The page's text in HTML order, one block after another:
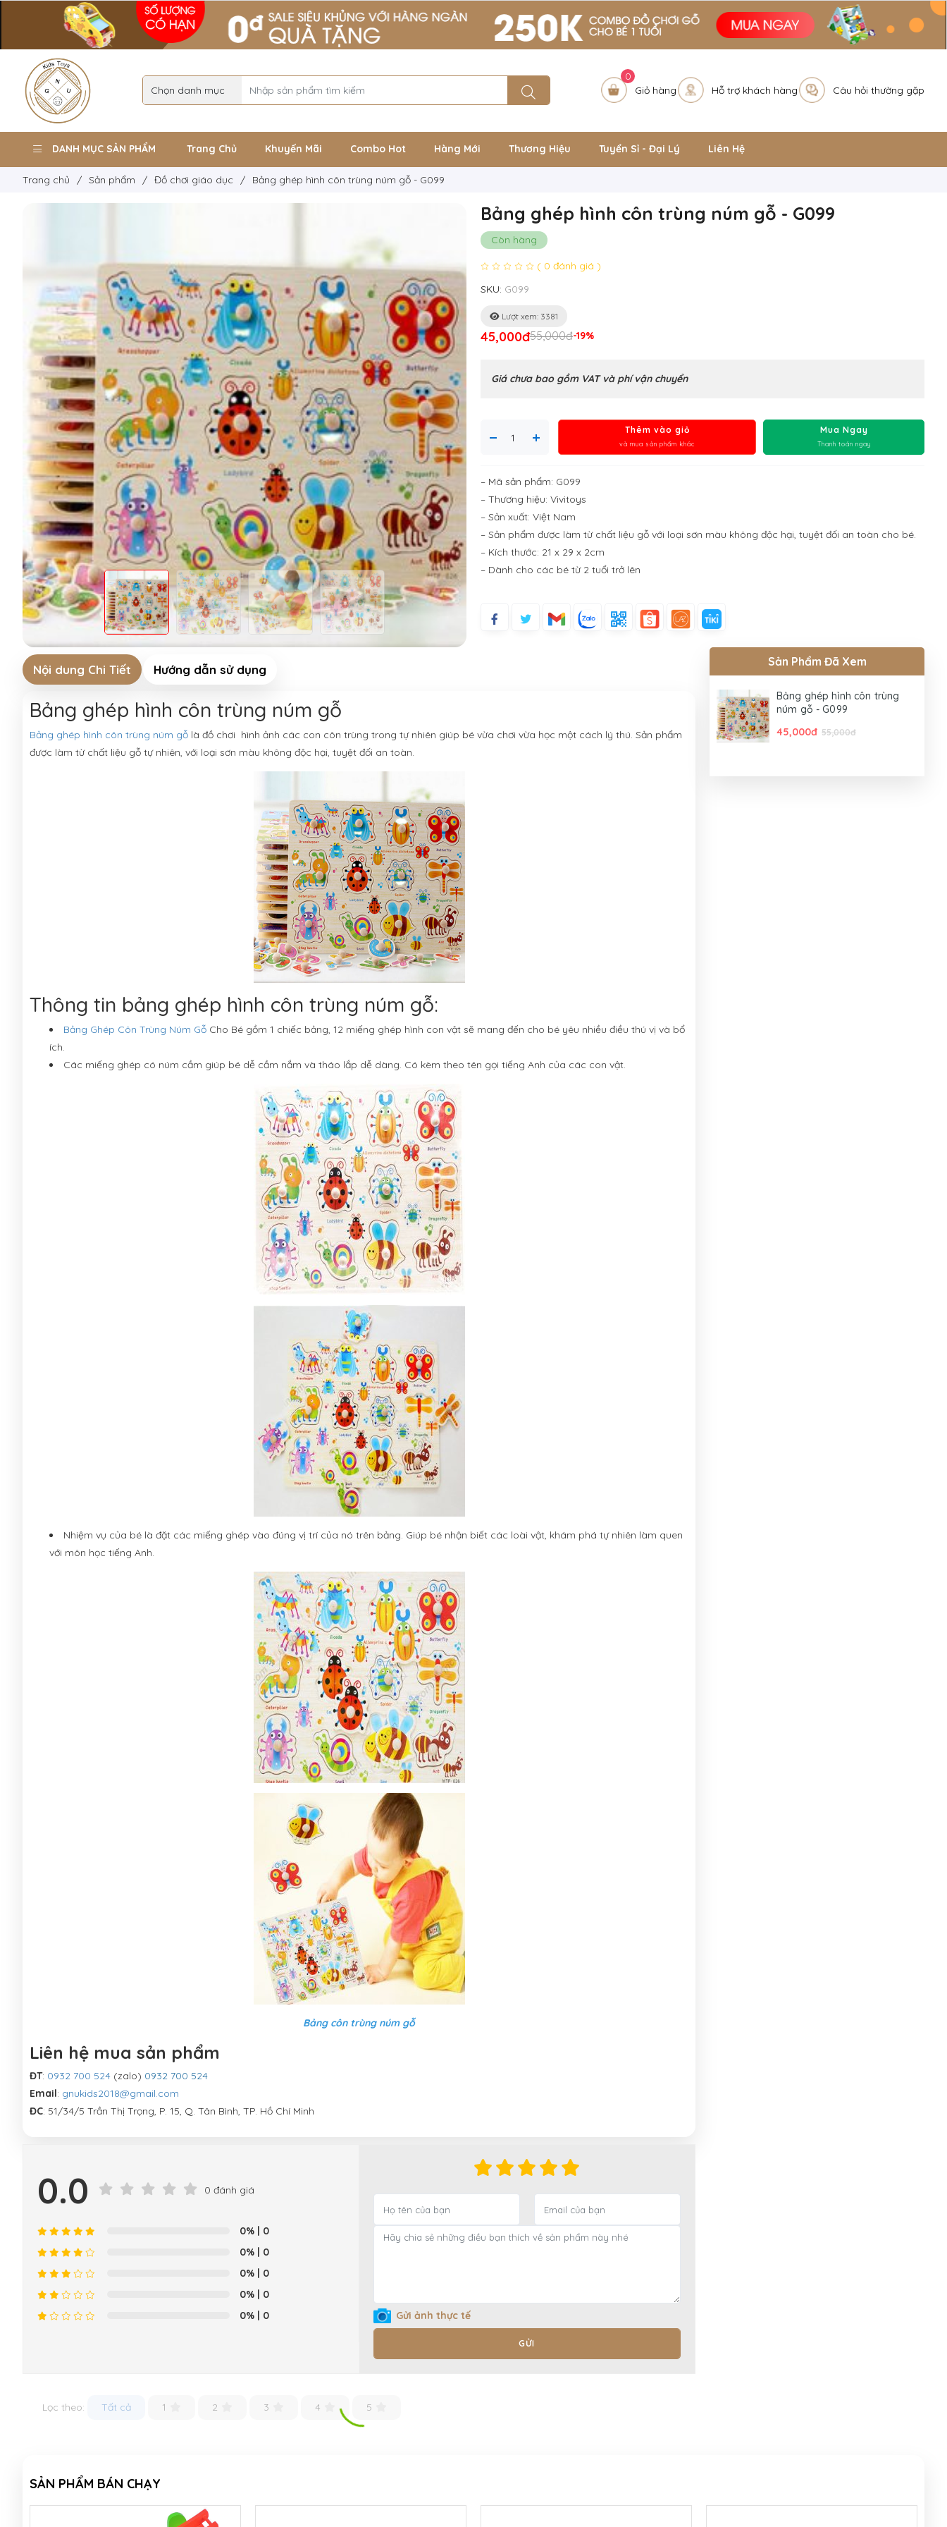
0
Giỏ hàng
Hỗ trợ khách hàng Câu hỏi thường gặp
DANH MỤC SẢN PHẨM Trang Chủ Khuyến Mãi Combo Hot Hàng Mới Thương Hiệu Tuyển Sỉ - Đại Lý Liên Hệ
Trang chủ / Sản phẩm / Đồ chơi giáo dục / Bảng ghép hình côn trùng núm gỗ - G099
Bảng ghép hình côn trùng núm gỗ - G099
Còn hàng
( 0 đánh giá )
SKU: G099
Lượt xem: 3381
45,000đ55,000đ-19%
Giá chưa bao gồm VAT và phí vận chuyển
Thêm vào giỏ
và mua sản phẩm khác
Mua Ngay
Thanh toán ngay
– Mã sản phẩm: G099
– Thương hiệu: Vivitoys
– Sản xuất: Việt Nam
– Sản phẩm được làm từ chất liệu gỗ với loại sơn màu không độc hại, tuyệt đối an toàn cho bé.
– Kích thước: 21 x 29 x 2cm
– Dành cho các bé từ 2 tuổi trở lên
Nội dung Chi Tiết Hướng dẫn sử dụng
Bảng ghép hình côn trùng núm gỗ
Bảng ghép hình côn trùng núm gỗ là đồ chơi hình ảnh các con côn trùng trong tự nhiên giúp bé vừa chơi vừa học một cách lý thú. Sản phẩm
được làm từ chất liệu gỗ tự nhiên, với loại sơn màu không độc hại, tuyệt đối an toàn.
Thông tin bảng ghép hình côn trùng núm gỗ:
Bảng Ghép Côn Trùng Núm Gỗ Cho Bé gồm 1 chiếc bảng, 12 miếng ghép hình con vật sẽ mang đến cho bé yêu nhiều điều thú vị và bổ
ích.
Các miếng ghép có núm cầm giúp bé dễ cầm nắm và tháo lắp dễ dàng. Có kèm theo tên gọi tiếng Anh của các con vật.
Nhiệm vụ của bé là đặt các miếng ghép vào đúng vị trí của nó trên bảng. Giúp bé nhận biết các loài vật, khám phá tự nhiên làm quen
với môn học tiếng Anh.
Bảng côn trùng núm gỗ
Liên hệ mua sản phẩm
ĐT: 0932 700 524 (zalo) 0932 700 524
Email: gnukids2018@gmail.com
ĐC: 51/34/5 Trần Thị Trọng, P. 15, Q. Tân Bình, TP. Hồ Chí Minh
0.0 0 đánh giá
0% | 0
0% | 0
0% | 0
0% | 0
0% | 0 Gửi ảnh thực tế
GỬI
Lọc theo: Tất cả 1 2 3 4 5
Sản Phẩm Đã Xem
Bảng ghép hình côn trùng
núm gỗ - G099
45,000đ 55,000đ
SẢN PHẨM BÁN CHẠY